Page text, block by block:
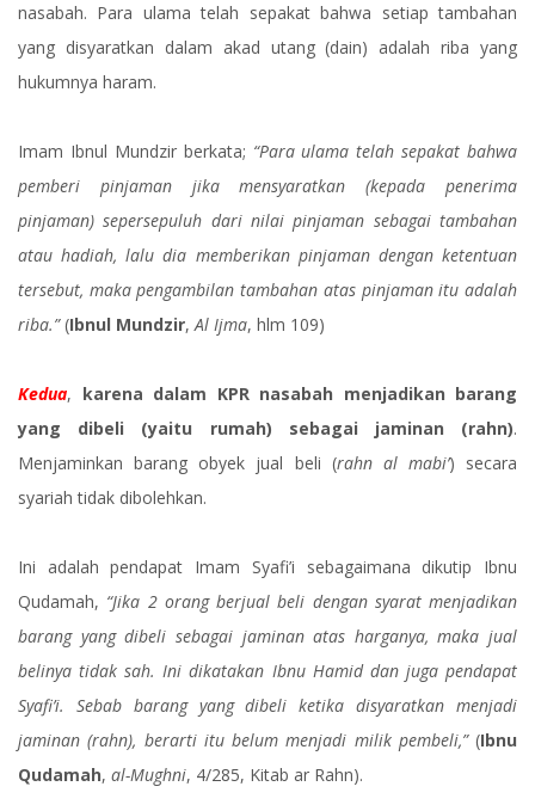
nasabah. Para ulama telah sepakat bahwa setiap tambahan
yang disyaratkan dalam akad utang (dain) adalah riba yang
hukumnya haram.
Imam Ibnul Mundzir berkata; “Para ulama telah sepakat bahwa
pemberi pinjaman jika mensyaratkan (kepada penerima
pinjaman) sepersepuluh dari nilai pinjaman sebagai tambahan
atau hadiah, lalu dia memberikan pinjaman dengan ketentuan
tersebut, maka pengambilan tambahan atas pinjaman itu adalah
riba.”(Ibnul Mundzir,Al Ijma, hlm 109)
Kedua, karena dalam KPR nasabah menjadikan barang
yang dibeli (yaitu rumah) sebagai jaminan (rahn).
Menjaminkan barang obyek jual beli (rahn al mabi’) secara
syariah tidak dibolehkan.
Ini adalah pendapat Imam Syafi’i sebagaimana dikutip Ibnu
Qudamah, “Jika 2 orang berjual beli dengan syarat menjadikan
barang yang dibeli sebagai jaminan atas harganya, maka jual
belinya tidak sah. Ini dikatakan Ibnu Hamid dan juga pendapat
Syafi’i. Sebab barang yang dibeli ketika disyaratkan menjadi
jaminan (rahn), berarti itu belum menjadi milik pembeli,”(Ibnu
Qudamah, al-Mughni, 4/285, Kitab ar Rahn).